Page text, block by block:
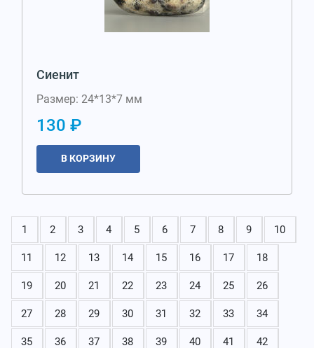
Сиенит
Размер: 24*13*7 мм
130 ₽
В КОРЗИНУ
1 2 3 4 5 6 7 8 9 10
11 12 13 14 15 16 17 18
19 20 21 22 23 24 25 26
27 28 29 30 31 32 33 34
35 36 37 38 39 40 41 42